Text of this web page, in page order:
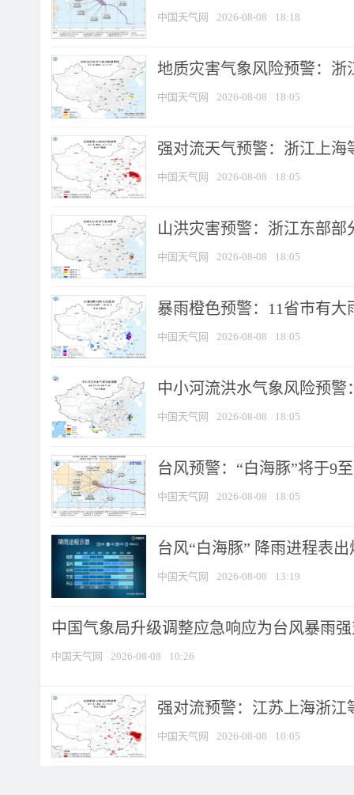
中国天气网 2026-08-08 18:18
地质灾害气象风险预警：
中国天气网 2026-08-08 18:05
强对流天气预警：浙江上海
中国天气网 2026-08-08 18:05
山洪灾害预警：浙江东部
中国天气网 2026-08-08 18:05
暴雨橙色预警：11省市有
中国天气网 2026-08-08 18:05
中小河流洪水气象风险预
中国天气网 2026-08-08 18:05
台风预警：“白海豚”将于9
中国天气网 2026-08-08 18:05
台风“白海豚” 降雨进程表
中国天气网 2026-08-08 13:19
中国气象局升级调整应急响应为台风暴雨
中国天气网 2026-08-08 10:26
强对流预警：江苏上海浙江
中国天气网 2026-08-08 10:05